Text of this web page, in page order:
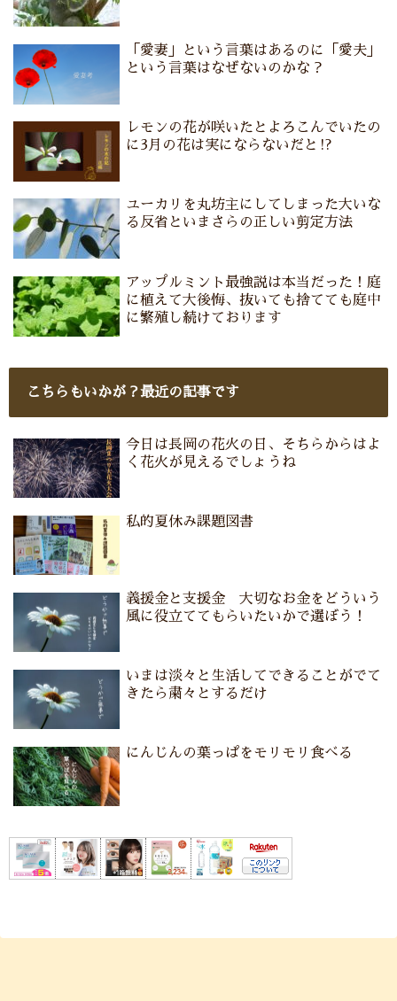
「愛妻」という言葉はあるのに「愛夫」
という言葉はなぜないのかな？
レモンの花が咲いたとよろこんでいたの
に3月の花は実にならないだと⁉
ユーカリを丸坊主にしてしまった大いな
る反省といまさらの正しい剪定方法
アップルミント最強説は本当だった！庭
に植えて大後悔、抜いても捨てても庭中
に繁殖し続けております
こちらもいかが？最近の記事です
今日は長岡の花火の日、そちらからはよ
く花火が見えるでしょうね
私的夏休み課題図書
義援金と支援金 大切なお金をどういう
風に役立ててもらいたいかで選ぼう！
いまは淡々と生活してできることがでて
きたら粛々とするだけ
にんじんの葉っぱをモリモリ食べる